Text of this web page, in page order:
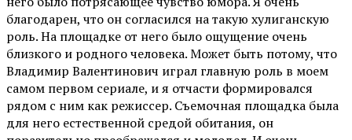
благодарен, что он согласился на такую хулиганскую
роль. На площадке от него было ощущение очень
близкого и родного человека. Может быть потому, что
Владимир Валентинович играл главную роль в моем
самом первом сериале, и я отчасти формировался
рядом с ним как режиссер. Съемочная площадка была
для него естественной средой обитания, он